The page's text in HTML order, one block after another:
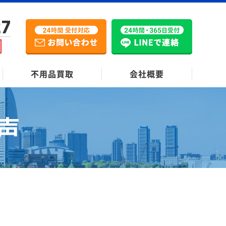
不用品買取 会社概要